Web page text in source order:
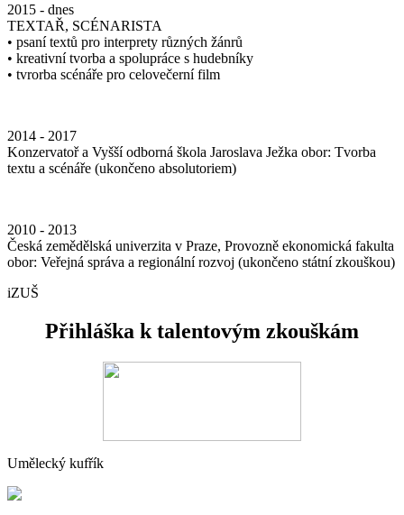
2015 - dnes
TEXTAŘ, SCÉNARISTA
• psaní textů pro interprety různých žánrů
• kreativní tvorba a spolupráce s hudebníky
• tvrorba scénáře pro celovečerní film
2014 - 2017
Konzervatoř a Vyšší odborná škola Jaroslava Ježka obor: Tvorba
textu a scénáře (ukončeno absolutoriem)
2010 - 2013
Česká zemědělská univerzita v Praze, Provozně ekonomická fakulta
obor: Veřejná správa a regionální rozvoj (ukončeno státní zkouškou)
iZUŠ
Přihláška k talentovým zkouškám
Umělecký kufřík